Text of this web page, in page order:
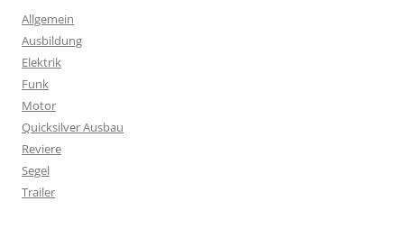
Allgemein
Ausbildung
Elektrik
Funk
Motor
Quicksilver Ausbau
Reviere
Segel
Trailer